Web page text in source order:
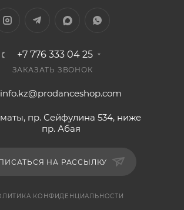
+7 776 333 04 25
ЗАКАЗАТЬ ЗВОНОК
info.kz@prodanceshop.com
пр. Сейфулина 534, ниже
пр. Абая
НА РАССЫЛКУ
КОНФИДЕНЦИАЛЬНОСТИ